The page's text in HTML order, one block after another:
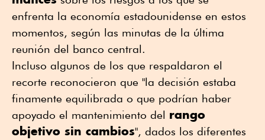
enfrenta la economía estadounidense en estos
momentos, según las minutas de la última
reunión del banco central.
Incluso algunos de los que respaldaron el
recorte reconocieron que "la decisión estaba
finamente equilibrada o que podrían haber
apoyado el mantenimiento del rango
objetivo sin cambios", dados los diferentes